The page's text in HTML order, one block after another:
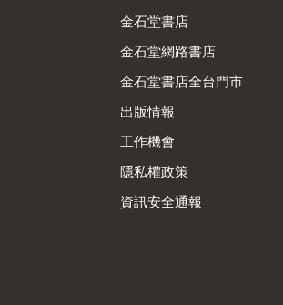
金石堂書店
金石堂網路書店
金石堂書店全台門市
出版情報
工作機會
隱私權政策
資訊安全通報